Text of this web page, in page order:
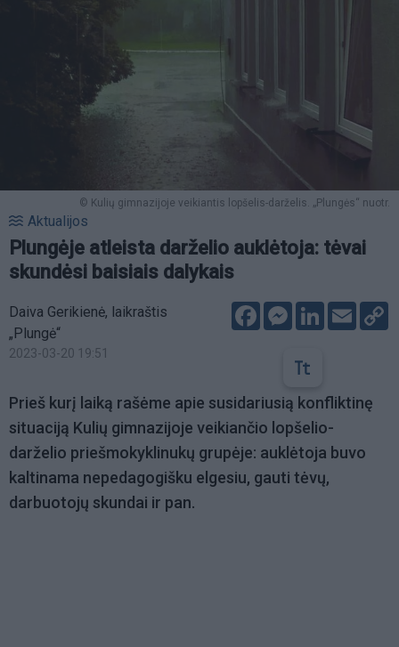
© Kulių gimnazijoje veikiantis lopšelis-darželis. „Plungės“ nuotr.
Aktualijos
Plungėje atleista darželio auklėtoja: tėvai
skundėsi baisiais dalykais
Daiva Gerikienė, laikraštis
„Plungė“
2023-03-20 19:51
FacebookMessenger
LinkedIn
Email
Prieš kurį laiką rašėme apie susidariusią konfliktinę
situaciją Kulių gimnazijoje veikiančio lopšelio-
darželio priešmokyklinukų grupėje: auklėtoja buvo
kaltinama nepedagogišku elgesiu, gauti tėvų,
darbuotojų skundai ir pan.